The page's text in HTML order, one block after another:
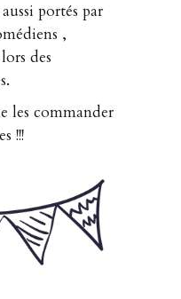
portés par
,
des
les commander
!!!